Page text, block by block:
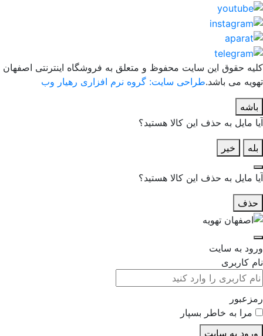
کلیه حقوق این سایت محفوظ و متعلق به فروشگاه اینترنتی اصفهان
تهویه می باشد.طراحی سایت: گروه نرم افزاری رهیار وب
باشه
آیا مایل به حذف این کالا هستید؟
بله خیر
آیا مایل به حذف این کالا هستید؟
حذف
ورود به سایت
نام کاربری
رمزعبور
مرا به خاطر بسپار
ورود به سایت